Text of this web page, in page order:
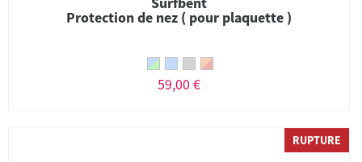
Protection de nez ( pour plaquette )
59,00 €
RUPTURE